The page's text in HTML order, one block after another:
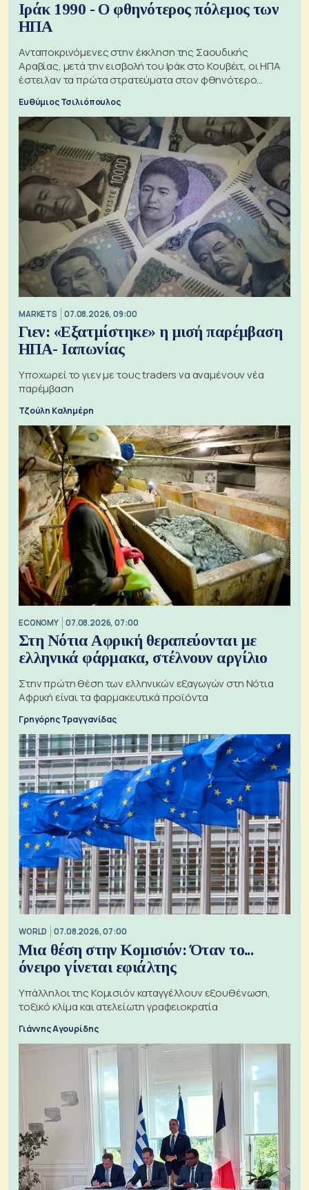
Ιράκ 1990 - Ο φθηνότερος πόλεμος των
ΗΠΑ
Ανταποκρινόμενες στην έκκληση της Σαουδικής
Αραβίας, μετά την εισβολή του Ιράκ στο Κουβέιτ, οι ΗΠΑ
έστειλαν τα πρώτα στρατεύματα στον φθηνότερο
πόλεμο της ιστορίας τους
Ευθύμιος Τσιλιόπουλος
MARKETS 07.08.2026, 09:00
Γιεν: «Εξατμίστηκε» η μισή παρέμβαση
ΗΠΑ- Ιαπωνίας
Υποχωρεί το γιεν με τους traders να αναμένουν νέα
παρέμβαση
Τζούλη Καλημέρη
ECONOMY 07.08.2026, 07:00
Στη Νότια Αφρική θεραπεύονται με
ελληνικά φάρμακα, στέλνουν αργίλιο
Στην πρώτη θέση των ελληνικών εξαγωγών στη Νότια
Αφρική είναι τα φαρμακευτικά προϊόντα
Γρηγόρης Τραγγανίδας
WORLD 07.08.2026, 07:00
Μια θέση στην Κομισιόν: Όταν το...
όνειρο γίνεται εφιάλτης
Υπάλληλοι της Κομισιόν καταγγέλλουν εξουθένωση,
τοξικό κλίμα και ατελείωτη γραφειοκρατία
Γιάννης Αγουρίδης